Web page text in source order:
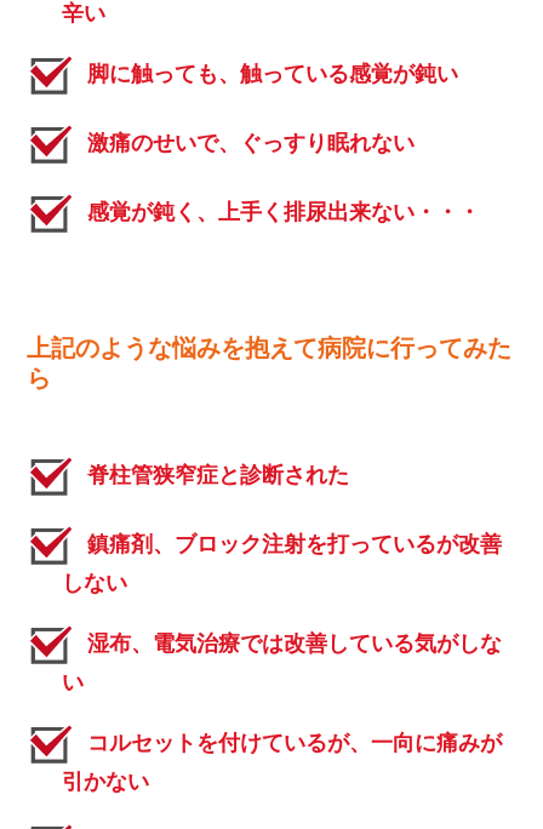
辛い
脚に触っても、触っている感覚が鈍い
激痛のせいで、ぐっすり眠れない
感覚が鈍く、上手く排尿出来ない・・・
上記のような悩みを抱えて病院に行ってみた
ら
脊柱管狭窄症と診断された
鎮痛剤、ブロック注射を打っているが改善
しない
湿布、電気治療では改善している気がしな
い
コルセットを付けているが、一向に痛みが
引かない